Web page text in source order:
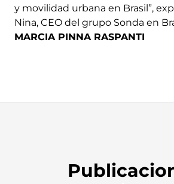
y movilidad urbana en Brasil”,
Nina, CEO del grupo Sonda en
MARCIA PINNA RASPANTI